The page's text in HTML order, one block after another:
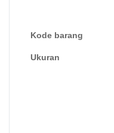
Kode barang
Ukuran